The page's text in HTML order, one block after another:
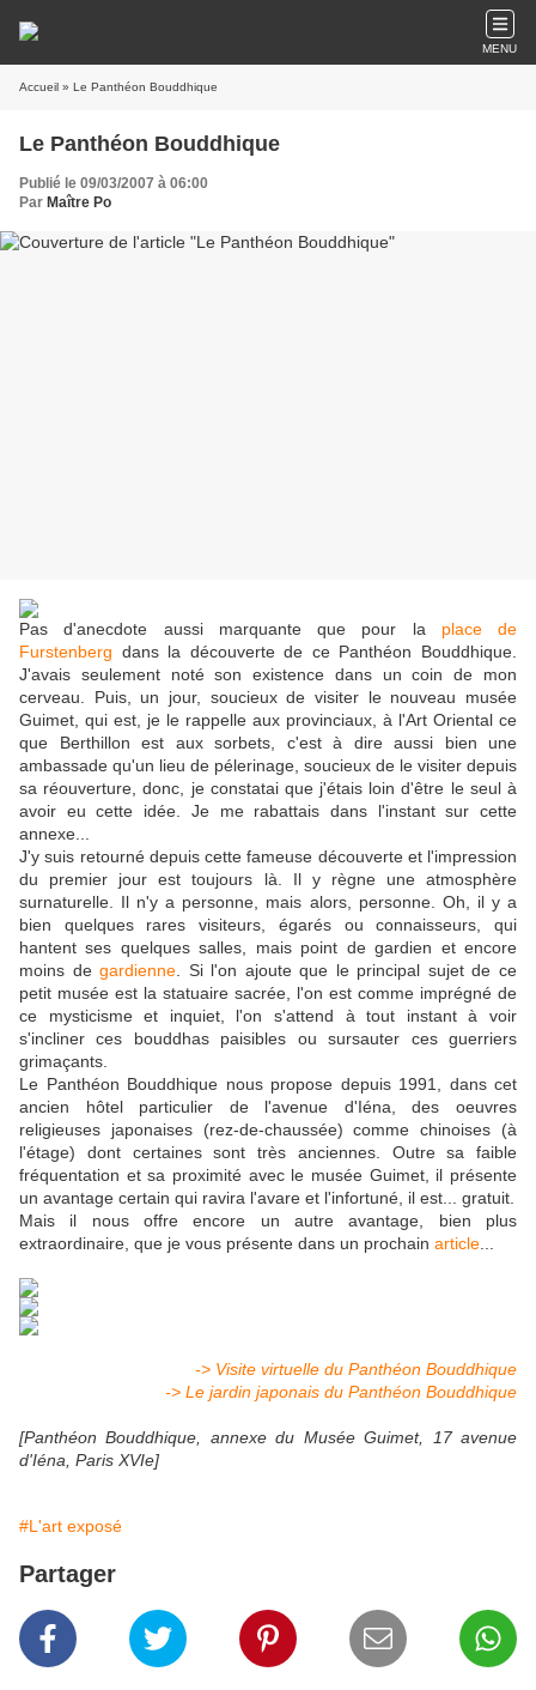
MENU
Accueil » Le Panthéon Bouddhique
Le Panthéon Bouddhique
Publié le 09/03/2007 à 06:00
Par Maître Po
Pas d'anecdote aussi marquante que pour la place de
Furstenberg dans la découverte de ce Panthéon Bouddhique.
J'avais seulement noté son existence dans un coin de mon
cerveau. Puis, un jour, soucieux de visiter le nouveau musée
Guimet, qui est, je le rappelle aux provinciaux, à l'Art Oriental ce
que Berthillon est aux sorbets, c'est à dire aussi bien une
ambassade qu'un lieu de pélerinage, soucieux de le visiter depuis
sa réouverture, donc, je constatai que j'étais loin d'être le seul à
avoir eu cette idée. Je me rabattais dans l'instant sur cette
annexe...
J'y suis retourné depuis cette fameuse découverte et l'impression
du premier jour est toujours là. Il y règne une atmosphère
surnaturelle. Il n'y a personne, mais alors, personne. Oh, il y a
bien quelques rares visiteurs, égarés ou connaisseurs, qui
hantent ses quelques salles, mais point de gardien et encore
moins degardienne . Si l'on ajoute que le principal sujet de ce
petit musée est la statuaire sacrée, l'on est comme imprégné de
ce mysticisme et inquiet, l'on s'attend à tout instant à voir
s'incliner ces bouddhas paisibles ou sursauter ces guerriers
grimaçants.
Le Panthéon Bouddhique nous propose depuis 1991, dans cet
ancien hôtel particulier de l'avenue d'Iéna, des oeuvres
religieuses japonaises (rez-de-chaussée) comme chinoises (à
l'étage) dont certaines sont très anciennes. Outre sa faible
fréquentation et sa proximité avec le musée Guimet, il présente
un avantage certain qui ravira l'avare et l'infortuné, il est... gratuit.
Mais il nous offre encore un autre avantage, bien plus
extraordinaire, que je vous présente dans un prochain article
-> Visite virtuelle du Panthéon Bouddhique
-> Le jardin japonais du Panthéon Bouddhique
[Panthéon Bouddhique, annexe du Musée Guimet, 17 avenue
d'Iéna, Paris XVIe]
#L'art exposé
Partager